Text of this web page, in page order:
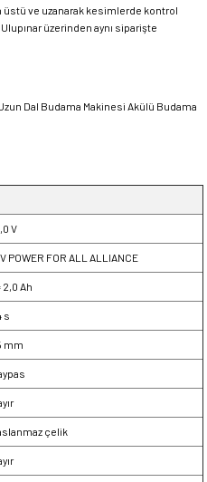
ve uzanarak kesimlerde kontrol
üzerinden aynı siparişte
Dal Budama Makinesi Akülü Budama
V
POWER FOR ALL ALLIANCE
2,0 Ah
s
mm
çelik